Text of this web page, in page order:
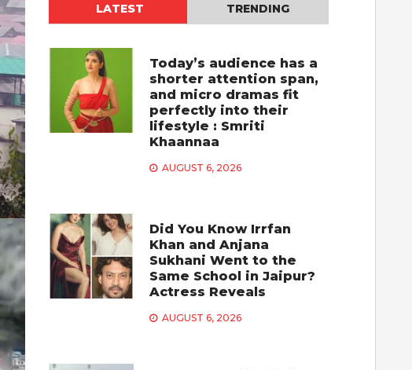
LATEST TRENDING
Today’s audience has a
shorter attention span,
and micro dramas fit
perfectly into their
lifestyle : Smriti
Khaannaa
AUGUST 6, 2026
Did You Know Irrfan
Khan and Anjana
Sukhani Went to the
Same School in Jaipur?
Actress Reveals
AUGUST 6, 2026